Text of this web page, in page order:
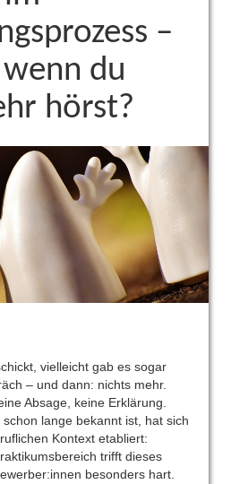
–
du
hörst?
vielleicht gab es sogar
– und dann: nichts mehr.
Absage, keine Erklärung.
lange bekannt ist, hat sich
Kontext etabliert:
trifft dieses
besonders hart.